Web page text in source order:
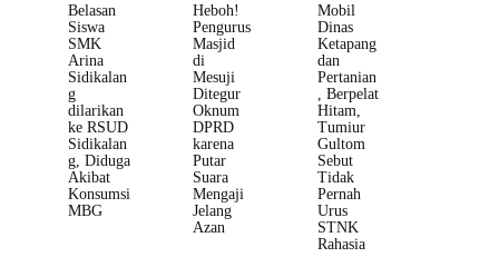
Belasan
Siswa
SMK
Arina
Sidikalan
g
dilarikan
ke RSUD
Sidikalan
g, Diduga
Akibat
Konsumsi
MBG
Heboh!
Pengurus
Masjid
di
Mesuji
Ditegur
Oknum
DPRD
karena
Putar
Suara
Mengaji
Jelang
Azan
Mobil
Dinas
Ketapang
dan
Pertanian
, Berpelat
Hitam,
Tumiur
Gultom
Sebut
Tidak
Pernah
Urus
STNK
Rahasia